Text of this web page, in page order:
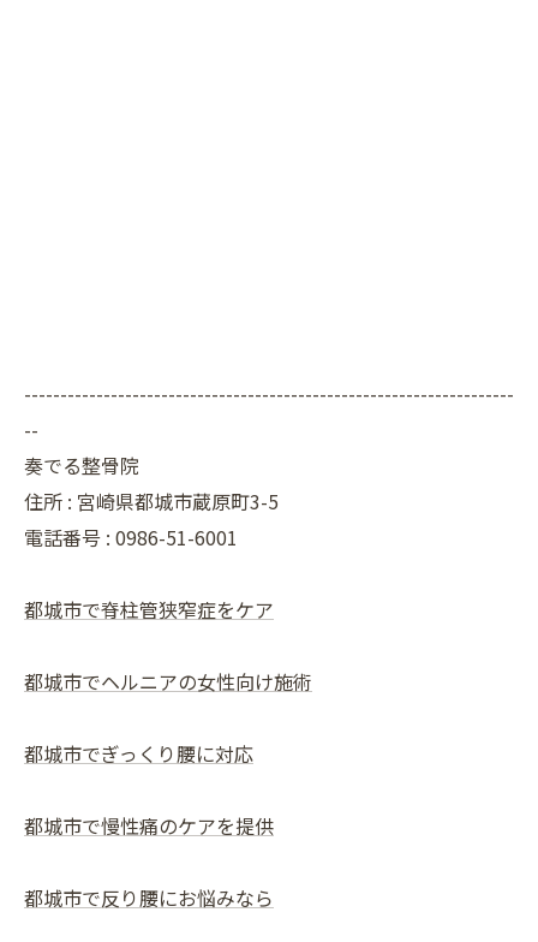
--------------------------------------------------------------------
--
奏でる整骨院
住所 : 宮崎県都城市蔵原町3-5
電話番号 : 0986-51-6001
都城市で脊柱管狭窄症をケア
都城市でヘルニアの女性向け施術
都城市でぎっくり腰に対応
都城市で慢性痛のケアを提供
都城市で反り腰にお悩みなら